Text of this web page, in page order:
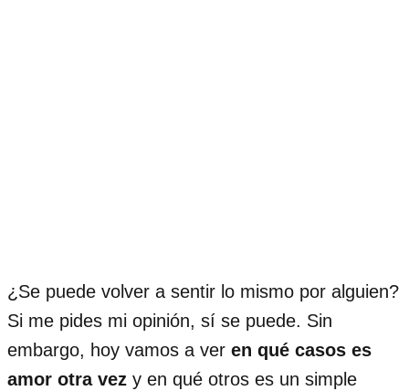
¿Se puede volver a sentir lo mismo por alguien?
Si me pides mi opinión, sí se puede. Sin
embargo, hoy vamos a ver en qué casos es
amor otra vez y en qué otros es un simple